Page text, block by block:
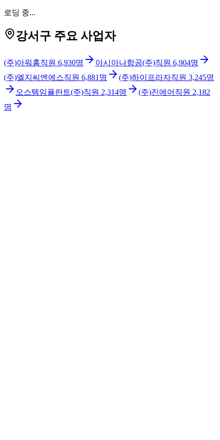
로딩 중...
강서구 주요 사업자
(주)아워홈직원 6,930명 아시아나항공(주)직원 6,904명
(주)엘지씨엔에스직원 6,881 명 (주)하이프라자직원 3,245명
오스템임플란트(주)직원 2,314명 (주)진에어 직원 2,182
명